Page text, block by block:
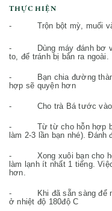
THỰC HIỆN
- Trộn bột mỳ, muối và
- Dùng máy đánh bơ và
to, để tránh bị bắn ra ngoài.
- Bạn chia đường thành
hợp sẽ quyện hơn
- Cho trà Bá tước vào
- Từ từ cho hỗn hợp bột
làm 2-3 lần bạn nhé). Đánh
- Xong xuôi bạn cho hỗn
làm lạnh ít nhất 1 tiếng.
hơn.
- Khi đã sẵn sàng để
ở nhiệt độ 180độ C